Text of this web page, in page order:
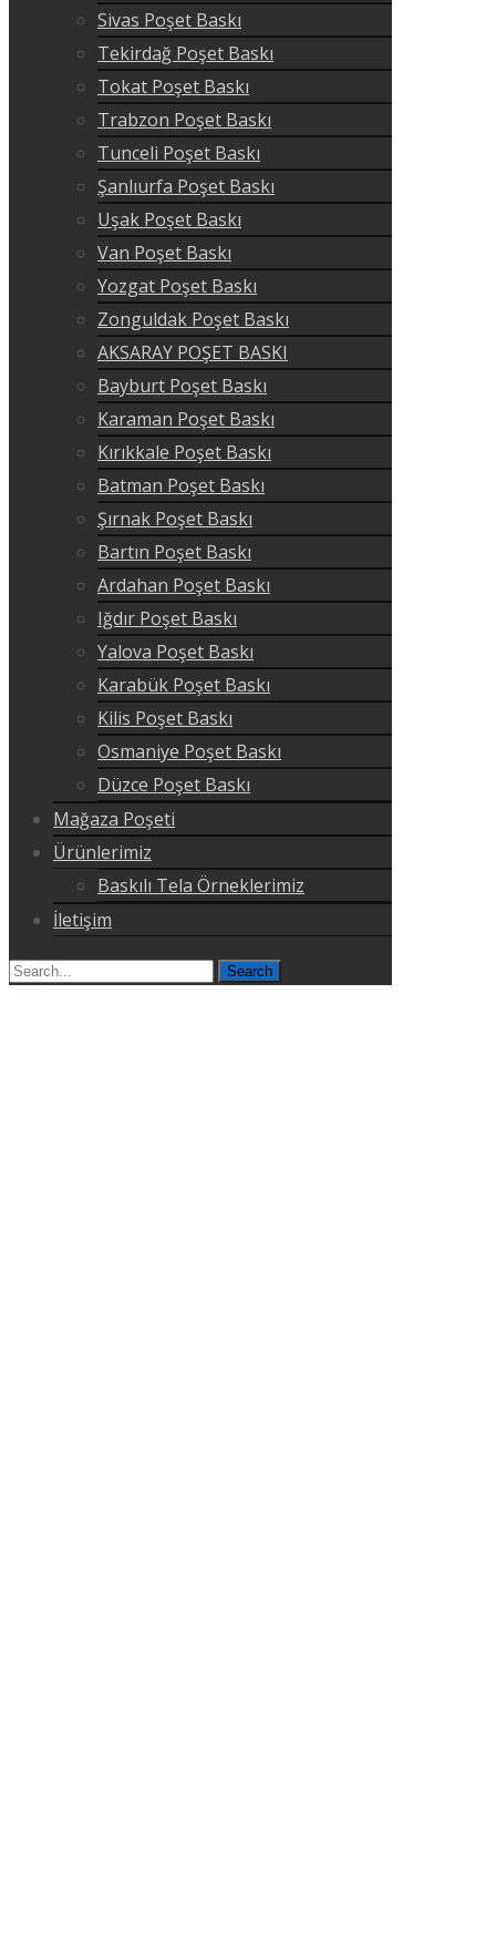
Sivas Poşet Baskı
Tekirdağ Poşet Baskı
Tokat Poşet Baskı
Trabzon Poşet Baskı
Tunceli Poşet Baskı
Şanlıurfa Poşet Baskı
Uşak Poşet Baskı
Van Poşet Baskı
Yozgat Poşet Baskı
Zonguldak Poşet Baskı
AKSARAY POŞET BASKI
Bayburt Poşet Baskı
Karaman Poşet Baskı
Kırıkkale Poşet Baskı
Batman Poşet Baskı
Şırnak Poşet Baskı
Bartın Poşet Baskı
Ardahan Poşet Baskı
Iğdır Poşet Baskı
Yalova Poşet Baskı
Karabük Poşet Baskı
Kilis Poşet Baskı
Osmaniye Poşet Baskı
Düzce Poşet Baskı
Mağaza Poşeti
Ürünlerimiz
Baskılı Tela Örneklerimiz
İletişim
Search